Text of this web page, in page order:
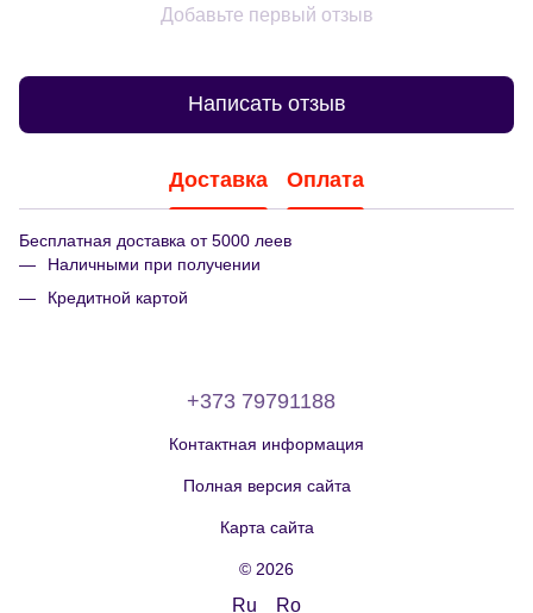
Добавьте первый отзыв
Написать отзыв
Доставка Оплата
Бесплатная доставка от 5000 леев
Наличными при получении
Кредитной картой
+373 79791188
Контактная информация
Полная версия сайта
Карта сайта
© 2026
Ru Ro